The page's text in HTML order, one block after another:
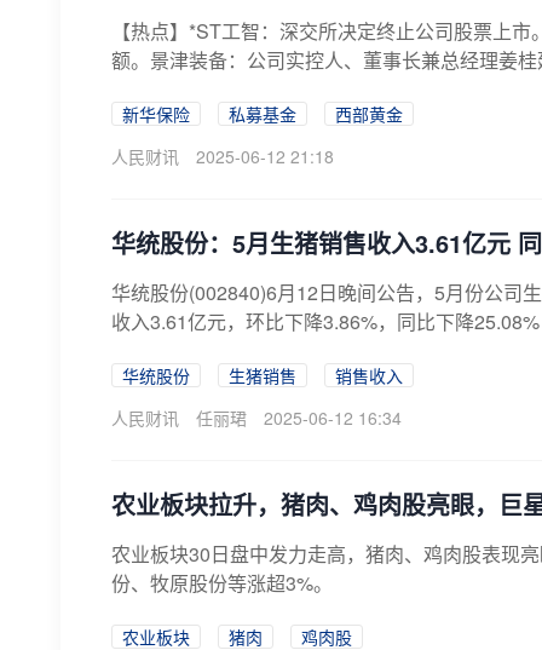
【热点】*ST工智：深交所决定终止公司股票上
额。景津装备：公司实控人、董事长兼总经理姜
新华保险 私募基金
西部黄金
人民财讯
2025-06-12 21:18
华统股份：5月生猪销售收入3.61亿元
华统股份(002840)6月12日晚间公告，5月份公司
收入3.61亿元，环比下降3.86%，同比下降
华统股份 生猪销售
销售收入
人民财讯
任丽珺 2025-06-12 16:34
农业板块拉升，猪肉、鸡肉股亮眼，巨
农业板块30日盘中发力走高，猪肉、鸡肉股表现
份、牧原股份等涨超3%。
农业板块 猪肉
鸡肉股